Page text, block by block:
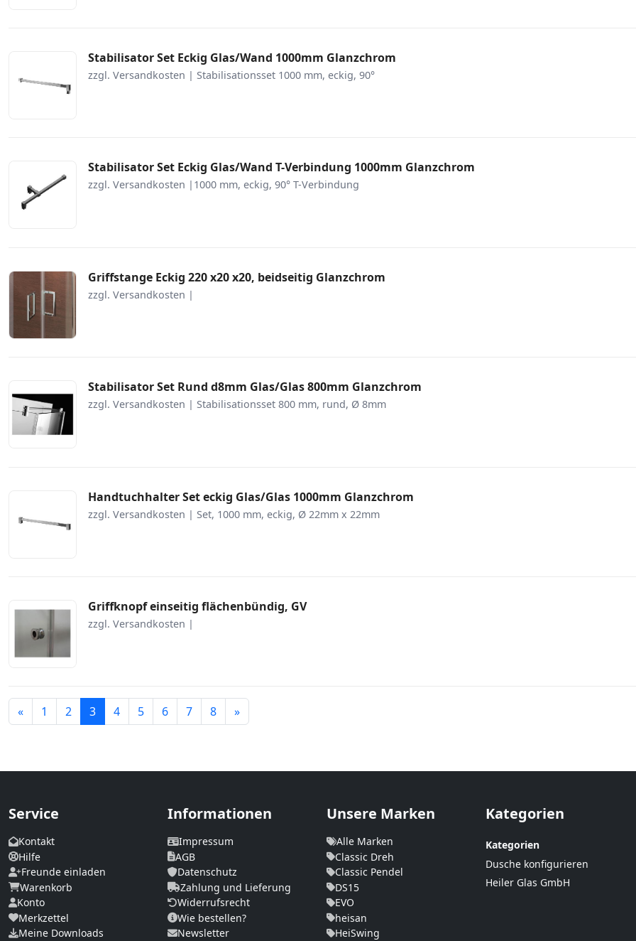
Stabilisator Set Eckig Glas/Wand 1000mm Glanzchrom
zzgl. Versandkosten | Stabilisationsset 1000 mm, eckig, 90°
Stabilisator Set Eckig Glas/Wand T-Verbindung 1000mm Glanzchrom
zzgl. Versandkosten |1000 mm, eckig, 90° T-Verbindung
Griffstange Eckig 220 x20 x20, beidseitig Glanzchrom
zzgl. Versandkosten |
Stabilisator Set Rund d8mm Glas/Glas 800mm Glanzchrom
zzgl. Versandkosten | Stabilisationsset 800 mm, rund, Ø 8mm
Handtuchhalter Set eckig Glas/Glas 1000mm Glanzchrom
zzgl. Versandkosten | Set, 1000 mm, eckig, Ø 22mm x 22mm
Griffknopf einseitig flächenbündig, GV
zzgl. Versandkosten |
«Zurück
1 2 3 4 5 6 7 8 »Weiter
Service
Kontakt
Hilfe
Freunde einladen
Warenkorb
Konto
Merkzettel
Meine Downloads
Informationen
Impressum
AGB
Datenschutz
Zahlung und Lieferung
Widerrufsrecht
Wie bestellen?
Newsletter
Unsere Marken
Alle Marken
Classic Dreh
Classic Pendel
DS15
EVO
heisan
HeiSwing
Kategorien
Kategorien
Dusche konfigurieren
Heiler Glas GmbH